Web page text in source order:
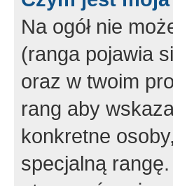
Na ogół nie
(ranga pojawia
oraz w twoim
rang aby
konkretne
specjalną